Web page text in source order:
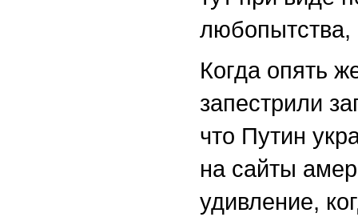
любопытства,
Когда опять
запестрили
что Путин
на сайты
удивление,